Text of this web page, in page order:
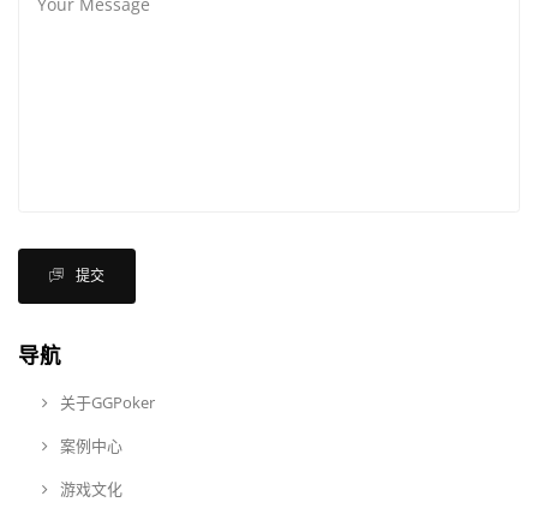
提交
导航
关于GGPoker
案例中心
游戏文化